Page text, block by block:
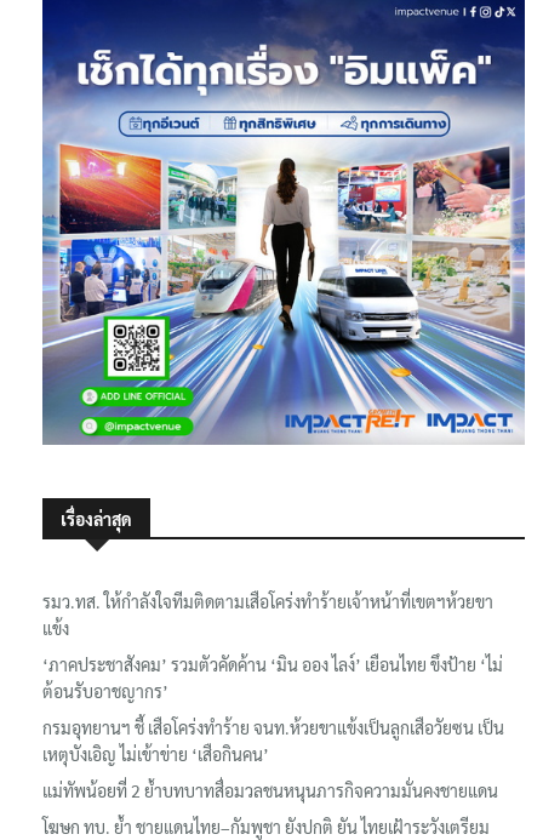
เรื่องล่าสุด
รมว.ทส. ให้กำลังใจทีมติดตามเสือโคร่งทำร้ายเจ้าหน้าที่เขตฯห้วยขา
แข้ง
‘ภาคประชาสังคม’ รวมตัวคัดค้าน ‘มิน ออง ไลง์’ เยือนไทย ขึงป้าย ‘ไม่
ต้อนรับอาชญากร’
กรมอุทยานฯ ชี้ เสือโคร่งทำร้าย จนท.ห้วยขาแข้งเป็นลูกเสือวัยซน เป็น
เหตุบังเอิญ ไม่เข้าข่าย ‘เสือกินคน’
แม่ทัพน้อยที่ 2 ย้ำบทบาทสื่อมวลชนหนุนภารกิจความมั่นคงชายแดน
โฆษก ทบ. ย้ำ ชายแดนไทย–กัมพูชา ยังปกติ ยัน ไทยเฝ้าระวังเตรียม